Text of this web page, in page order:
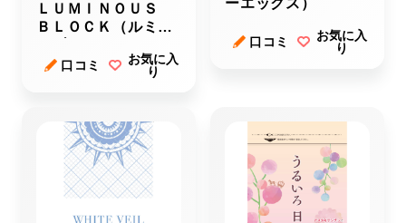
ＬＵＭＩＮＯＵＳ
ＢＬＯＣＫ（ルミナ
口コミ
お気に入
り
ーエックス）
口コミ
お気に入
り